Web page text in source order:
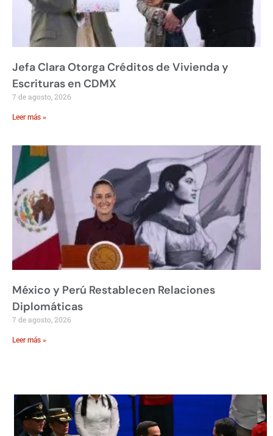
Jefa Clara Otorga Créditos de Vivienda y
Escrituras en CDMX
7 de agosto, 2026
Leer más »
México y Perú Restablecen Relaciones
Diplomáticas
7 de agosto, 2026
Leer más »